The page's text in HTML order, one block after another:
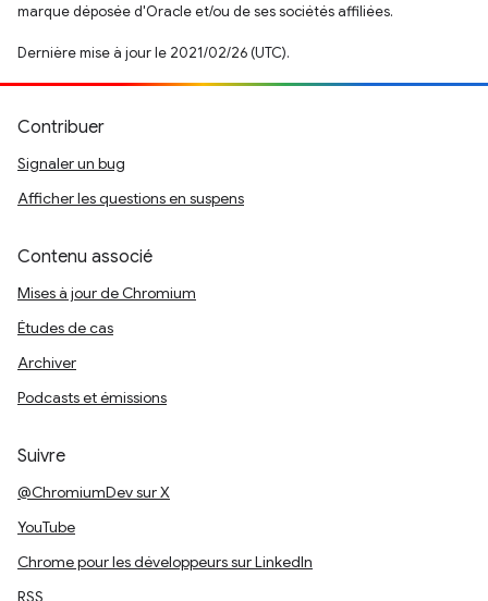
marque déposée d'Oracle et/ou de ses sociétés affiliées.
Dernière mise à jour le 2021/02/26 (UTC).
Contribuer
Signaler un bug
Afficher les questions en suspens
Contenu associé
Mises à jour de Chromium
Études de cas
Archiver
Podcasts et émissions
Suivre
@ChromiumDev sur X
YouTube
Chrome pour les développeurs sur LinkedIn
RSS